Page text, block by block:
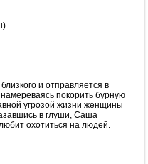
и отправляется в
покорить бурную
угрозой жизни женщины
в глуши, Саша
охотиться на людей.